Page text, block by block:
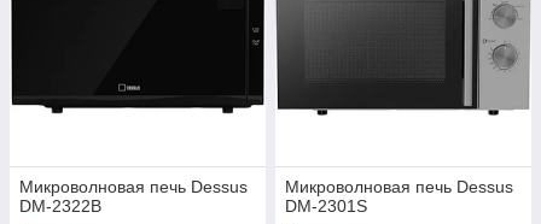
Микроволновая печь Dessus
DM-2322B
Микроволновая печь Dessus
DM-2301S